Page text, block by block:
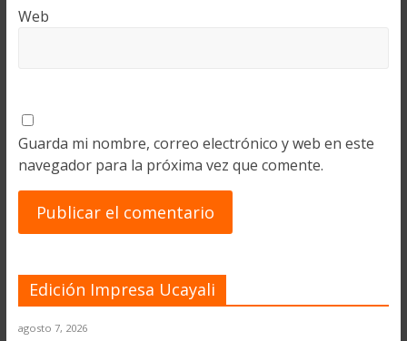
Web
Guarda mi nombre, correo electrónico y web en este
navegador para la próxima vez que comente.
Edición Impresa Ucayali
agosto 7, 2026